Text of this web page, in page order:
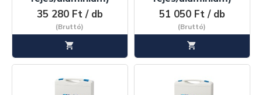
35 280 Ft / db
(Bruttó)
51 050 Ft / db
(Bruttó)